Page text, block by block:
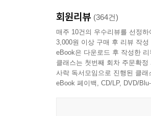
『창문 넘어 도망친 100세
작품이다. 급변하는 현대
현장 속으로 빨려 들어가
어느새 이데올로기란 무
작품이다.
회원리뷰 (364건)
매주 10건의 우수리뷰를 선정
3,000원 이상 구매 후 리뷰 작성
eBook은 다운로드 후 작성한
클래스는 첫번째 회차 주문확
사락 독서모임으로 진행된 클
eBook 페이백, CD/LP, DVD/